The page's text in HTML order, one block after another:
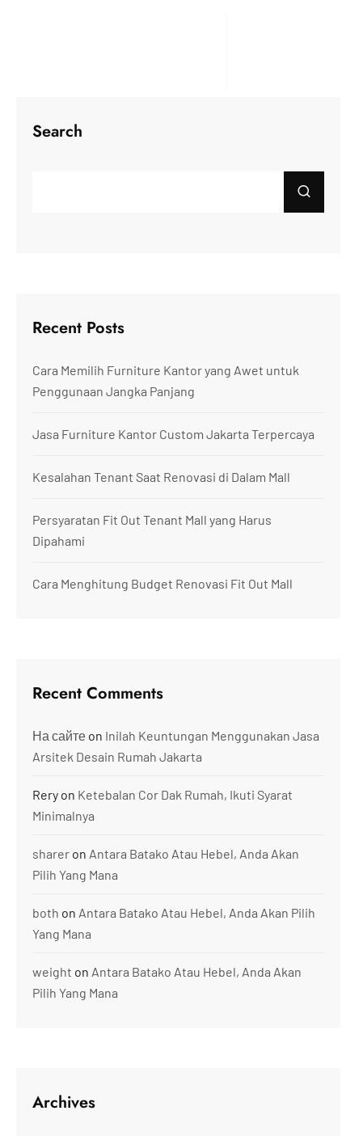
Search
Recent Posts
Cara Memilih Furniture Kantor yang Awet untuk
Penggunaan Jangka Panjang
Jasa Furniture Kantor Custom Jakarta Terpercaya
Kesalahan Tenant Saat Renovasi di Dalam Mall
Persyaratan Fit Out Tenant Mall yang Harus
Dipahami
Cara Menghitung Budget Renovasi Fit Out Mall
Recent Comments
На сайтеon Inilah Keuntungan Menggunakan Jasa
Arsitek Desain Rumah Jakarta
Reryon Ketebalan Cor Dak Rumah, Ikuti Syarat
Minimalnya
shareron Antara Batako Atau Hebel, Anda Akan
Pilih Yang Mana
both on Antara Batako Atau Hebel, Anda Akan Pilih
Yang Mana
weight on Antara Batako Atau Hebel, Anda Akan
Pilih Yang Mana
Archives